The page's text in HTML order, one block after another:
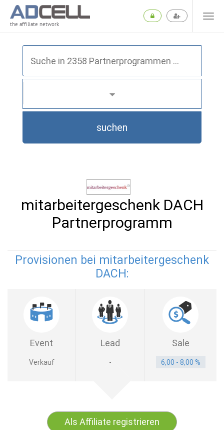
the affiliate network
suchen
mitarbeitergeschenk DACH
Partnerprogramm
Provisionen bei mitarbeitergeschenk
DACH:
Event Lead Sale
Verkauf - 6,00 - 8,00 %
Als Affiliate registrieren